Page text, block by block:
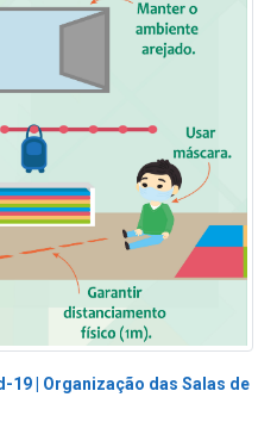
19 | Organização das Salas de